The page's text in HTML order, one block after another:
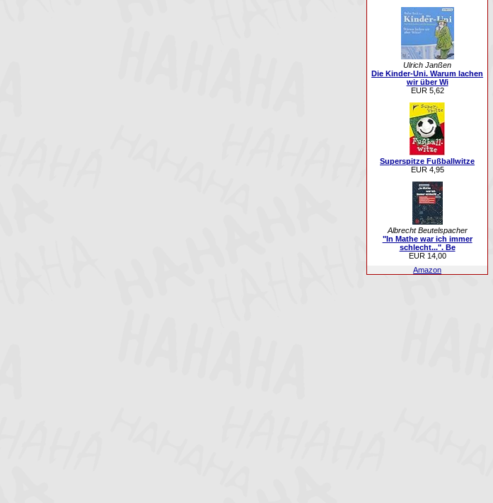
Ulrich Janßen
Die Kinder-Uni. Warum lachen
wir über Wi
EUR 5,62
Superspitze Fußballwitze
EUR 4,95
Albrecht Beutelspacher
"In Mathe war ich immer
schlecht...". Be
EUR 14,00
Amazon